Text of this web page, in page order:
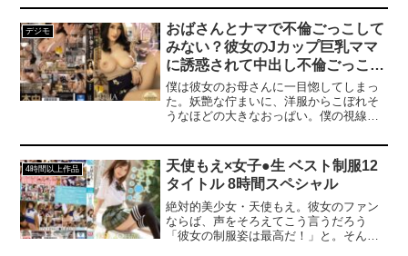
小さなミニマムボディから溢れんばかり
のエロスと色気！全12タイトルから厳選
した25本番36コーナーを収録！逆NTR、
ファンのお宅凸撃、初ナースのほか、4K
機材で撮影された禁欲後のイキっぷりと
まだまだ進化し続けるみあちゃん尽くし
の720分！---------------------------------------------
-------------------------【プレゼントキャンペー
ン概要】2025年1月24日（金）10:00 ～
ーン30％OFF第○弾】の表記がついた商品
を購入すると購入点数に応じて特典動画
録などキャンペーンの詳細は、特設ペー
ジでご確認ください。【注意事項】・プ
レゼントを受け取るにはキャンペーン期
デジモ
おばさんとナマで不倫ごっこして
みない？彼女のJカップ巨乳ママ
に誘惑されて中出し不倫ごっこで
オカシクなった。 JULIA
僕は彼女のお母さんに一目惚してしまっ
た。妖艶な佇まいに、洋服からこぼれそ
うなほどの大きなおっぱい。僕の視線に
ら誘惑されて…「ねえ、不倫ごっこして
みない」イタズラっぽい笑みを浮かべ
て、娘の彼氏を誘惑するオンナの顔に。
「中出しってしたことある？…じゃあ、
中に出してみない？」彼女より美人な巨
乳ママに弄ばれ、彼女に内緒で何発も中
出ししてしまう関係に―。
4時間以上作品
天使もえ×女子●生 ベスト制服12
タイトル 8時間スペシャル
絶対的美少女・天使もえ。彼女のファン
ならば、声をそろえてこう言うだろう
「彼女の制服姿は最高だ！」と。そんな